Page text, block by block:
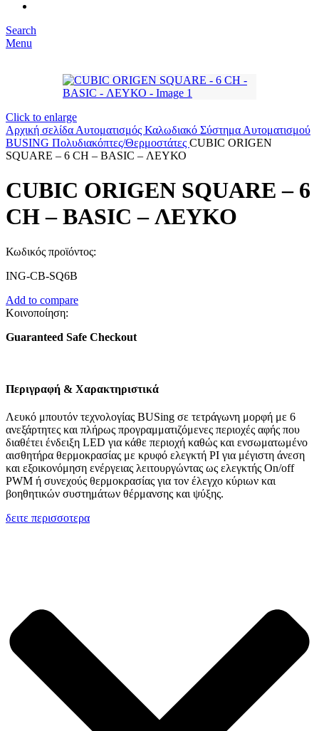
Search
Menu
Click to enlarge
Αρχική σελίδα Αυτοματισμός Καλωδιακό Σύστημα Αυτοματισμού
BUSING Πολυδιακόπτες/Θερμοστάτες CUBIC ORIGEN
SQUARE – 6 CH – BASIC – ΛΕΥΚΟ
CUBIC ORIGEN SQUARE – 6
CH – BASIC – ΛΕΥΚΟ
Κωδικός προϊόντος:
ING-CB-SQ6B
Add to compare
Κοινοποίηση:
Guaranteed Safe Checkout
Περιγραφή & Χαρακτηριστικά
Λευκό μπουτόν τεχνολογίας BUSing σε τετράγωνη μορφή με 6
ανεξάρτητες και πλήρως προγραμματιζόμενες περιοχές αφής που
διαθέτει ένδειξη LED για κάθε περιοχή καθώς και ενσωματωμένο
αισθητήρα θερμοκρασίας με κρυφό ελεγκτή PI για μέγιστη άνεση
και εξοικονόμηση ενέργειας λειτουργώντας ως ελεγκτής On/off
PWM ή συνεχούς θερμοκρασίας για τον έλεγχο κύριων και
βοηθητικών συστημάτων θέρμανσης και ψύξης.
δειτε περισσοτερα